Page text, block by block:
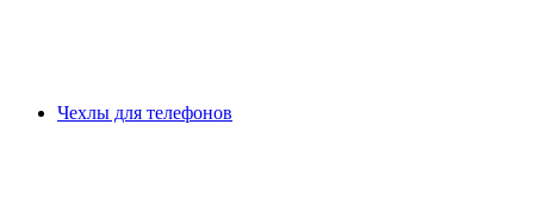
Чехлы для телефонов